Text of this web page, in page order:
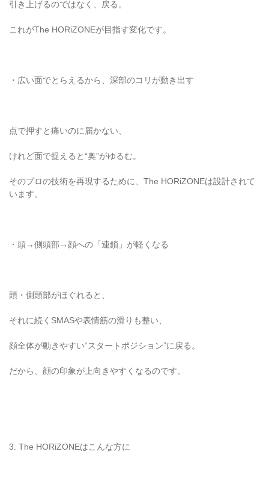
引き上げるのではなく、戻る。
これがThe HORiZONEが目指す変化です。
・広い面でとらえるから、深部のコリが動き出す
点で押すと痛いのに届かない、
けれど面で捉えると“奥”がゆるむ。
そのプロの技術を再現するために、The HORiZONEは設計されて
います。
・頭→側頭部→顔への「連鎖」が軽くなる
頭・側頭部がほぐれると、
それに続くSMASや表情筋の滑りも整い、
顔全体が動きやすい“スタートポジション”に戻る。
だから、顔の印象が上向きやすくなるのです。
3. The HORiZONEはこんな方に